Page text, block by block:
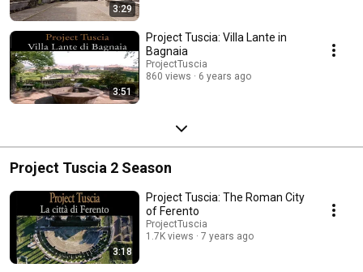
3:29
3:51
Project Tuscia: Villa Lante in
Bagnaia
ProjectTuscia
860 views
6 years ago
Project Tuscia 2 Season
3:18
Project Tuscia: The Roman City
of Ferento
ProjectTuscia
1.7K views
7 years ago